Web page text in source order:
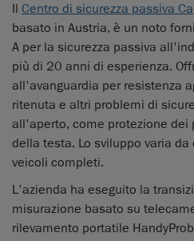
Il Centro di sicurezza passiva
basato in Austria, è un noto
A per la sicurezza passiva
più di 20 anni di esperienza.
all'avanguardia per resistenza
ritenuta e altri problemi di
all'aperto, come protezione
della testa. Lo sviluppo varia
veicoli completi.
L'azienda ha eseguito la
misurazione basato su
rilevamento portatile